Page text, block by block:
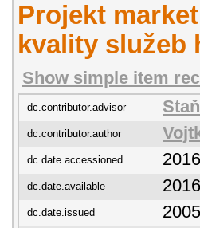
Projekt
kvality služeb
Show simple item
dc.contributor.advisor
dc.contributor.author
dc.date.accessioned
dc.date.available
dc.date.issued